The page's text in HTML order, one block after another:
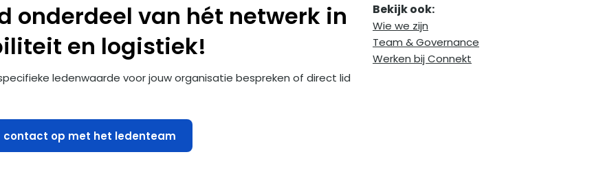
onderdeel van hét netwerk in
en logistiek!
ledenwaarde voor jouw organisatie bespreken of direct lid
contact op met het ledenteam
Bekijk ook:
Wie we zijn
Team & Governance
Werken bij Connekt